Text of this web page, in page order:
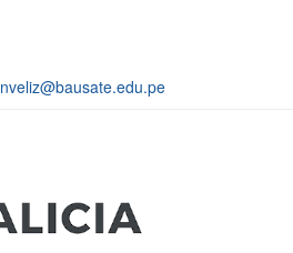
nveliz@bausate.edu.pe